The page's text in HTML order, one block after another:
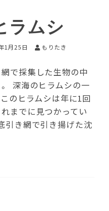
ラムシ
1月25日 もりたき
で採集した生物の中
深海のヒラムシの一
のヒラムシは年に1回
までに見つかってい
引き網で引き揚げた沈